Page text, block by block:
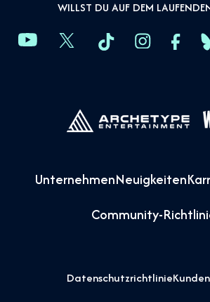
WILLST DU AUF DEM
UnternehmenNeuigkeiten
Community-
Datenschutzrichtlinie